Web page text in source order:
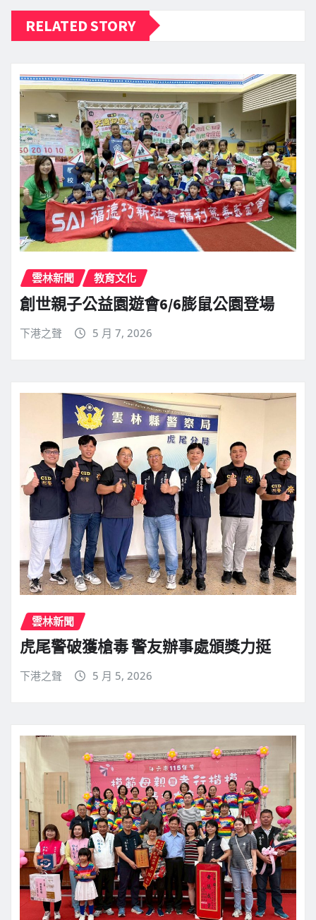
RELATED STORY
雲林新聞 教育文化
創世親子公益園遊會6/6膨鼠公園登場
下港之聲 5 月 7, 2026
雲林新聞
虎尾警破獲槍毒 警友辦事處頒獎力挺
下港之聲 5 月 5, 2026